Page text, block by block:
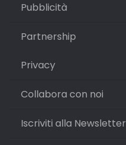
Pubblicità
Partnership
Privacy
Collabora con noi
Iscriviti alla Newsletter